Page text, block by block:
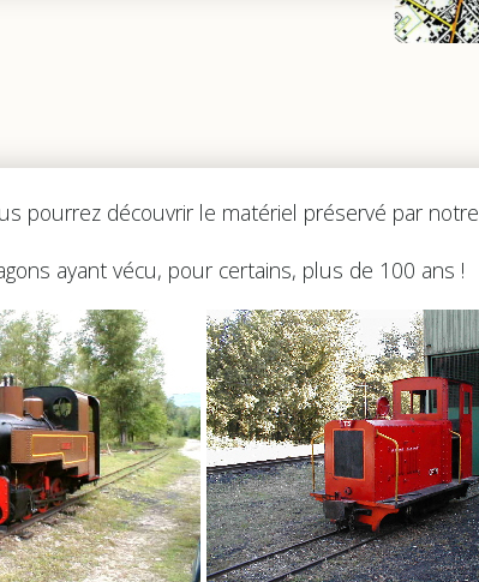
pourrez découvrir le matériel préservé par
ayant vécu, pour certains, plus de 100 ans !